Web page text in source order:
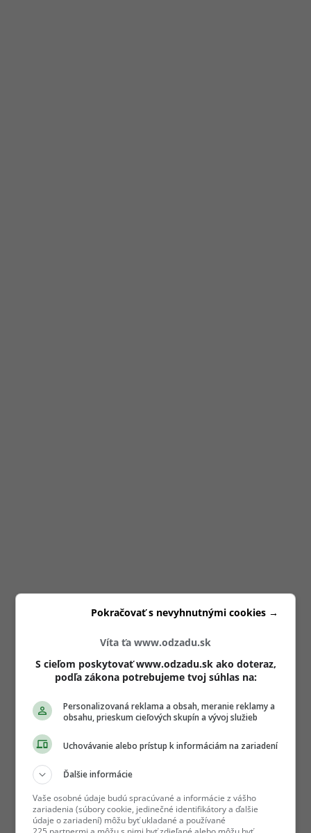
Víta ťa www.odzadu.sk
S cieľom poskytovať www.odzadu.sk ako doteraz,
podľa zákona potrebujeme tvoj súhlas na:
Personalizovaná reklama a obsah, meranie reklamy a
obsahu, prieskum cieľových skupín a vývoj služieb
Uchovávanie alebo prístup k informáciám na zariadení
Ďalšie informácie
Vaše osobné údaje budú spracúvané a informácie z vášho
zariadenia (súbory cookie, jedinečné identifikátory a ďalšie
údaje o zariadení) môžu byť ukladané a používané
Pokračovať s nevyhnutnými cookies →